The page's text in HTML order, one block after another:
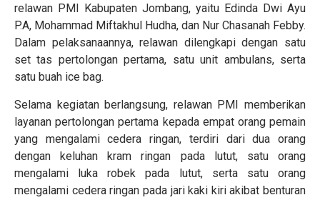
relawan PMI Kabupaten Jombang, yaitu Edinda Dwi Ayu
P.A, Mohammad Miftakhul Hudha, dan Nur Chasanah Febby.
Dalam pelaksanaannya, relawan dilengkapi dengan satu
set tas pertolongan pertama, satu unit ambulans, serta
satu buah ice bag.
Selama kegiatan berlangsung, relawan PMI memberikan
layanan pertolongan pertama kepada empat orang pemain
yang mengalami cedera ringan, terdiri dari dua orang
dengan keluhan kram ringan pada lutut, satu orang
mengalami luka robek pada lutut, serta satu orang
mengalami cedera ringan pada jari kaki kiri akibat benturan